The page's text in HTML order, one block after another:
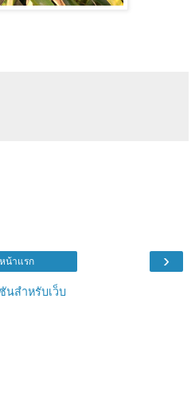
›
หน้าแรก
นสำหรับเว็บ